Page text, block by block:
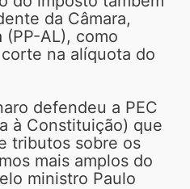
da Câmara,
AL), como
na alíquota do
defendeu a PEC
à Constituição) que
tributos sobre os
mais amplos do
ministro Paulo